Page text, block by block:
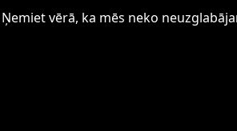
Ņemiet vērā, ka mēs neko